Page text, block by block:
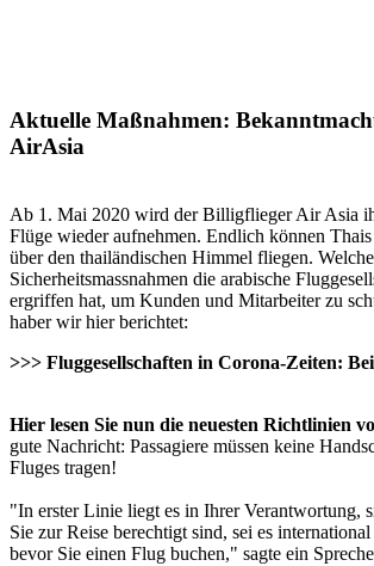
Aktuelle Maßnahmen:
AirAsia
Ab 1. Mai 2020 wird der Billigflieger Air Asia
Flüge wieder aufnehmen. Endlich können
über den thailändischen Himmel fliegen.
Sicherheitsmassnahmen die arabische
ergriffen hat, um Kunden und Mitarbeiter zu
haber wir hier berichtet:
>>> Fluggesellschaften in Corona-Zeiten:
Hier lesen Sie nun die neuesten Richtlinien
gute Nachricht: Passagiere müssen keine
Fluges tragen!
"In erster Linie liegt es in Ihrer Verantwortung,
Sie zur Reise berechtigt sind, sei es
bevor Sie einen Flug buchen," sagte ein